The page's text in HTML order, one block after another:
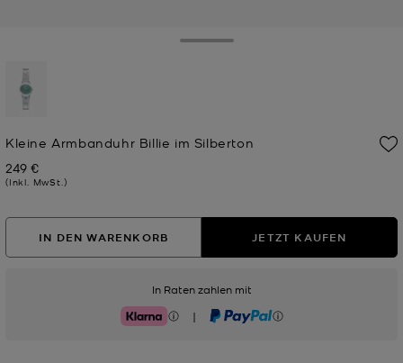
Kleine Armbanduhr Billie im Silberton
Jetzt
249 €
(Inkl. MwSt.)
IN DEN WARENKORB JETZT KAUFEN
In Raten zahlen mit
Klarna | PayPal